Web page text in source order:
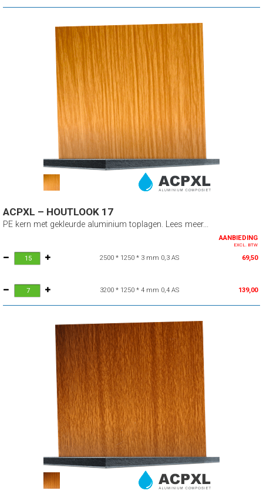
ACPXL – HOUTLOOK 17
PE kern met gekleurde aluminium toplagen. Lees meer...
AANBIEDING
EXCL. BTW
2500 * 1250 * 3 mm 0,3 AS 69,50
3200 * 1250 * 4 mm 0,4 AS 139,00